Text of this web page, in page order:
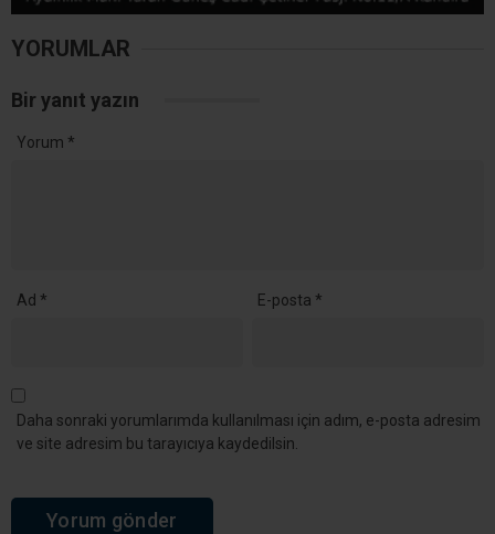
YORUMLAR
Bir yanıt yazın
Yorum *
Ad * E-posta *
Daha sonraki yorumlarımda kullanılması için adım, e-posta adresim
ve site adresim bu tarayıcıya kaydedilsin.